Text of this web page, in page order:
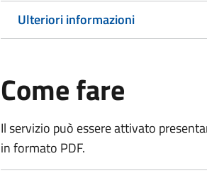
Ulteriori informazioni
Come fare
Il servizio può essere attivato
in formato PDF.